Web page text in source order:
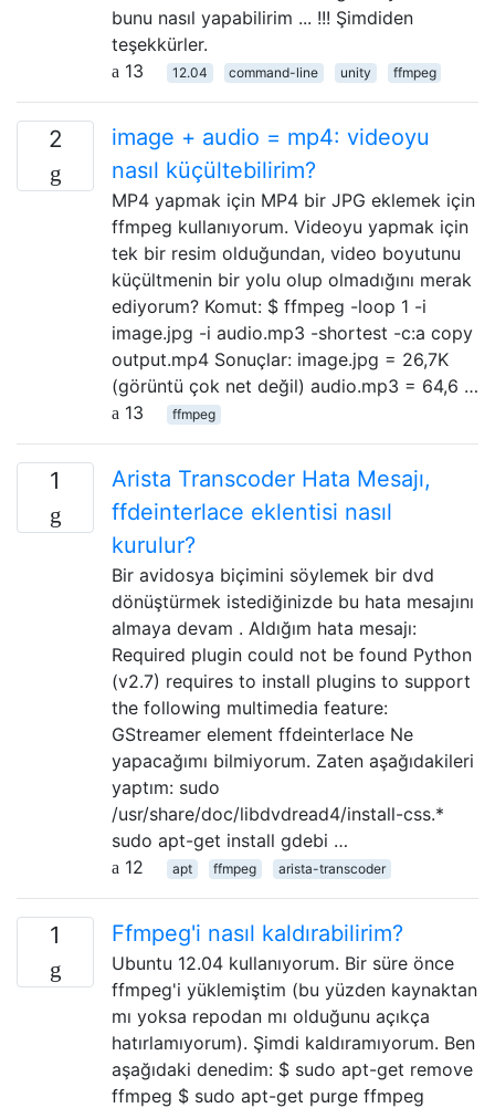
bunu nasıl yapabilirim ... !!! Şimdiden
teşekkürler.
13
12.04 command-line unity ffmpeg
2
image + audio = mp4: videoyu
nasıl küçültebilirim?
MP4 yapmak için MP4 bir JPG eklemek için
ffmpeg kullanıyorum. Videoyu yapmak için
tek bir resim olduğundan, video boyutunu
küçültmenin bir yolu olup olmadığını merak
ediyorum? Komut: $ ffmpeg -loop 1 -i
image.jpg -i audio.mp3 -shortest -c:a copy
output.mp4 Sonuçlar: image.jpg = 26,7K
(görüntü çok net değil) audio.mp3 = 64,6 …
13
ffmpeg
1
Arista Transcoder Hata Mesajı,
ffdeinterlace eklentisi nasıl
kurulur?
Bir avidosya biçimini söylemek bir dvd
dönüştürmek istediğinizde bu hata mesajını
almaya devam . Aldığım hata mesajı:
Required plugin could not be found Python
(v2.7) requires to install plugins to support
the following multimedia feature:
GStreamer element ffdeinterlace Ne
yapacağımı bilmiyorum. Zaten aşağıdakileri
yaptım: sudo
/usr/share/doc/libdvdread4/install-css.*
sudo apt-get install gdebi …
12
apt ffmpeg arista-transcoder
1 Ffmpeg'i nasıl kaldırabilirim?
Ubuntu 12.04 kullanıyorum. Bir süre önce
ffmpeg'i yüklemiştim (bu yüzden kaynaktan
mı yoksa repodan mı olduğunu açıkça
hatırlamıyorum). Şimdi kaldıramıyorum. Ben
aşağıdaki denedim: $ sudo apt-get remove
ffmpeg $ sudo apt-get purge ffmpeg